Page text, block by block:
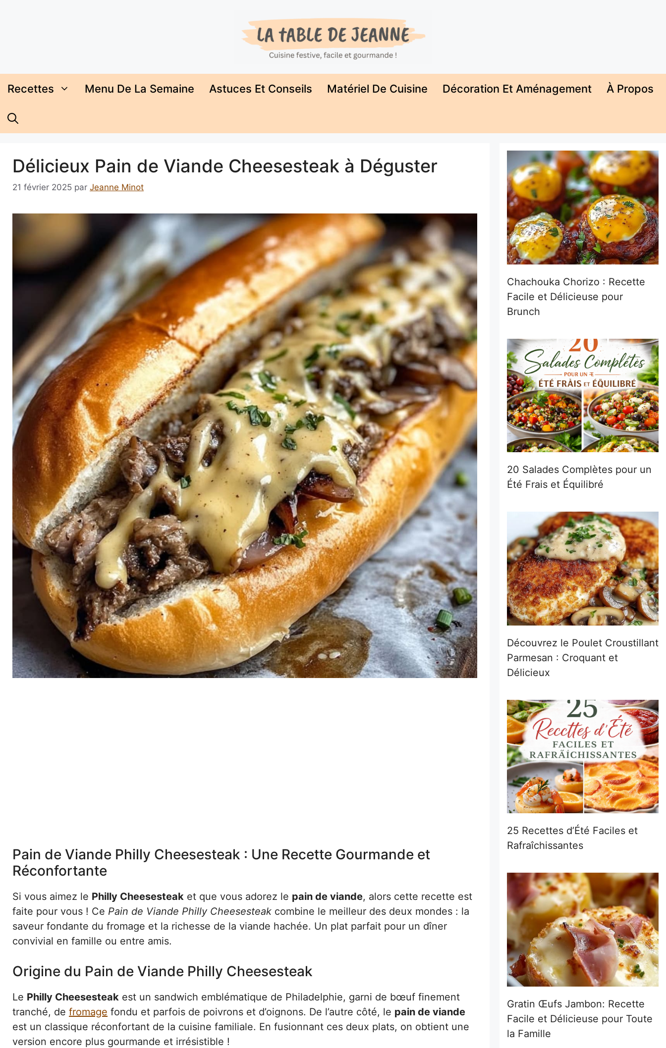
Recettes Menu De La Semaine Astuces Et Conseils Matériel De Cuisine Décoration Et Aménagement À Propos
Délicieux Pain de Viande Cheesesteak à Déguster
21 février 2025 par Jeanne Minot
Pain de Viande Philly Cheesesteak : Une Recette Gourmande et
Réconfortante
Si vous aimez le Philly Cheesesteak et que vous adorez le pain de viande, alors cette recette est
faite pour vous ! Ce Pain de Viande Philly Cheesesteak combine le meilleur des deux mondes : la
saveur fondante du fromage et la richesse de la viande hachée. Un plat parfait pour un dîner
convivial en famille ou entre amis.
Origine du Pain de Viande Philly Cheesesteak
Le Philly Cheesesteak est un sandwich emblématique de Philadelphie, garni de bœuf finement
tranché, de fromage fondu et parfois de poivrons et d’oignons. De l’autre côté, le pain de viande
est un classique réconfortant de la cuisine familiale. En fusionnant ces deux plats, on obtient une
version encore plus gourmande et irrésistible !
Chachouka Chorizo : Recette
Facile et Délicieuse pour
Brunch
20 Salades Complètes pour un
Été Frais et Équilibré
Découvrez le Poulet Croustillant
Parmesan : Croquant et
Délicieux
25 Recettes d’Été Faciles et
Rafraîchissantes
Gratin Œufs Jambon: Recette
Facile et Délicieuse pour Toute
la Famille